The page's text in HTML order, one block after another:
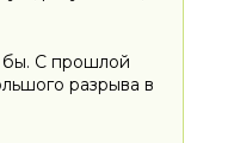
бы. С прошлой
разрыва в